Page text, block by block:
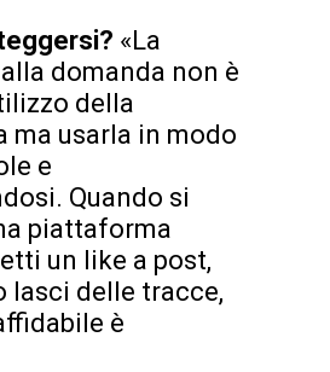
«La
domanda non è
della
ma usarla in modo
e
Quando si
piattaforma
un like a post,
lasci delle tracce,
è